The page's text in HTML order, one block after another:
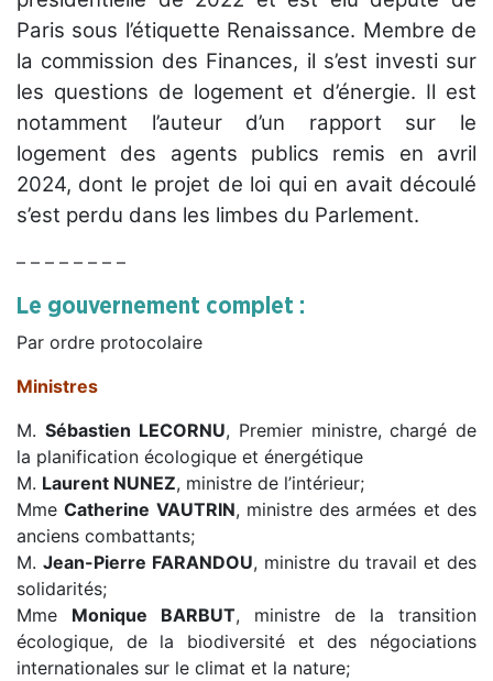
Paris sous l’étiquette Renaissance. Membre de
la commission des Finances, il s’est investi sur
les questions de logement et d’énergie. Il est
notamment l’auteur d’un rapport sur le
logement des agents publics remis en avril
2024, dont le projet de loi qui en avait découlé
s’est perdu dans les limbes du Parlement.
– – – – – – – –
Le gouvernement complet :
Par ordre protocolaire
Ministres
M. Sébastien LECORNU, Premier ministre, chargé de
la planification écologique et énergétique
M. Laurent NUNEZ, ministre de l’intérieur;
MmeCatherine VAUTRIN, ministre des armées et des
anciens combattants;
M.Jean-Pierre FARANDOU, ministre du travail et des
solidarités;
Mme Monique BARBUT, ministre de la transition
écologique, de la biodiversité et des négociations
internationales sur le climat et la nature;